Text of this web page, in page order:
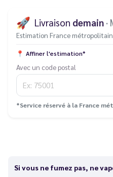
🚀 Livraison demain
Estimation France
📍 Affiner l'estimation*
Avec un code postal
*Service réservé à la France
Si vous ne fumez pas, ne